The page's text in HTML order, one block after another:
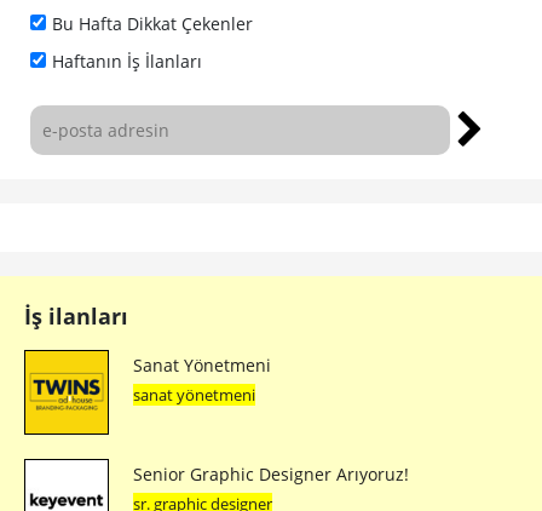
Bu Hafta Dikkat Çekenler
Haftanın İş İlanları
İş ilanları
Sanat Yönetmeni
sanat yönetmeni
Senior Graphic Designer Arıyoruz!
sr. graphic designer